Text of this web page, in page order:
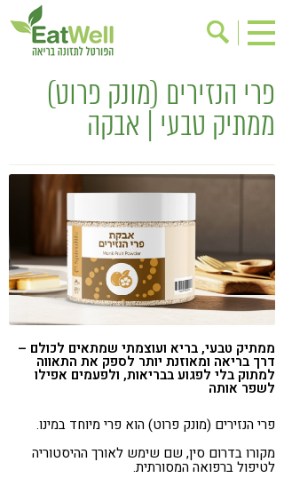
הרשמה לניוזלטר
אודות
בישול בריא
אינדקס עסקים
מתכוני בריאות
שינוי תזונתי
גישות בתזונה
דיאטה
ניקוי רעלים
מזונות על
תזונה וספורט
הפרעות קשב & ריכוז
אכילה רגשית
רגישות לגלוטן
טעים להכיר
פרי הנזירים (מונק פרוט)
ממתיק טבעי | אבקה
ממתיק טבעי, בריא ועוצמתי שמתאים לכולם –
דרך בריאה ומאוזנת יותר לספק את התאווה
למתוק בלי לפגוע בבריאות, ולפעמים אפילו
לשפר אותה
פרי הנזירים (מונק פרוט) הוא פרי מיוחד במינו.
מקורו בדרום סין, שם שימש לאורך ההיסטוריה
לטיפול ברפואה המסורתית.